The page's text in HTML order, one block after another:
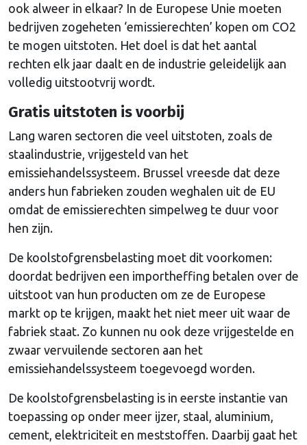
ook alweer in elkaar? In de Europese Unie moeten
bedrijven zogeheten ‘emissierechten’ kopen om CO2
te mogen uitstoten. Het doel is dat het aantal
rechten elk jaar daalt en de industrie geleidelijk aan
volledig uitstootvrij wordt.
Gratis uitstoten is voorbij
Lang waren sectoren die veel uitstoten, zoals de
staalindustrie, vrijgesteld van het
emissiehandelssysteem. Brussel vreesde dat deze
anders hun fabrieken zouden weghalen uit de EU
omdat de emissierechten simpelweg te duur voor
hen zijn.
De koolstofgrensbelasting moet dit voorkomen:
doordat bedrijven een importheffing betalen over de
uitstoot van hun producten om ze de Europese
markt op te krijgen, maakt het niet meer uit waar de
fabriek staat. Zo kunnen nu ook deze vrijgestelde en
zwaar vervuilende sectoren aan het
emissiehandelssysteem toegevoegd worden.
De koolstofgrensbelasting is in eerste instantie van
toepassing op onder meer ijzer, staal, aluminium,
cement, elektriciteit en meststoffen. Daarbij gaat het